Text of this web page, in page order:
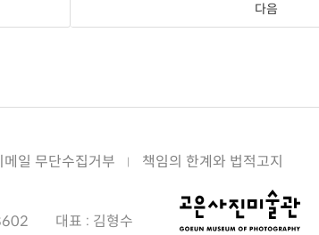
다음
메일 무단수집거부 책임의 한계와 법적고지
대표 : 김형수